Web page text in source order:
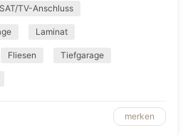
TV-Anschluss
Laminat
Fliesen Tiefgarage
merken